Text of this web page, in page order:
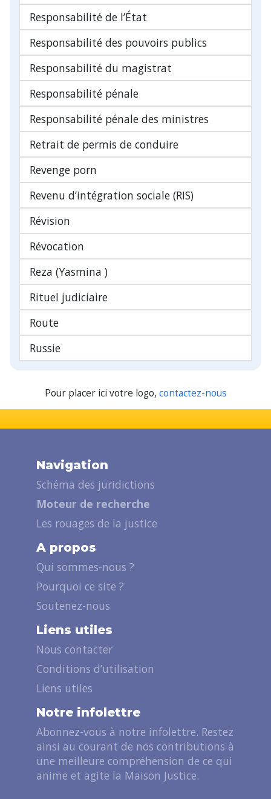
Responsabilité de l’État
Responsabilité des pouvoirs publics
Responsabilité du magistrat
Responsabilité pénale
Responsabilité pénale des ministres
Retrait de permis de conduire
Revenge porn
Revenu d’intégration sociale (RIS)
Révision
Révocation
Reza (Yasmina )
Rituel judiciaire
Route
Russie
Pour placer ici votre logo, contactez-nous
Navigation
Schéma des juridictions
Moteur de recherche
Les rouages de la justice
A propos
Qui sommes-nous ?
Pourquoi ce site ?
Soutenez-nous
Liens utiles
Nous contacter
Conditions d’utilisation
Liens utiles
Notre infolettre
Abonnez-vous à notre infolettre. Restez
ainsi au courant de nos contributions à
une meilleure compréhension de ce qui
anime et agite la Maison Justice.